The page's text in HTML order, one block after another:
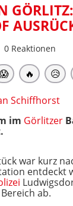
0 Reaktionen
🔥 😥
Schiffhorst
im Görlitzer
war kurz
entdeckt
ab.